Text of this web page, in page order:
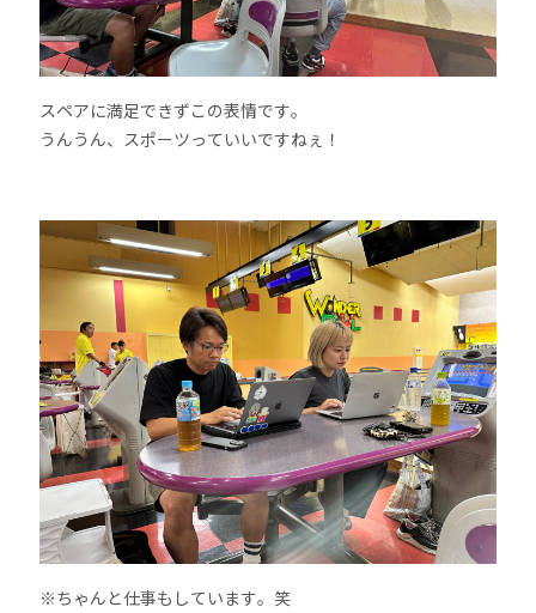
スペアに満足できずこの表情です。
うんうん、スポーツっていいですねぇ！
※ちゃんと仕事もしています。笑